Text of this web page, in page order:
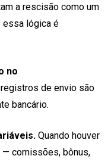
a rescisão como um
essa lógica é
no
de envio são
bancário.
Quando houver
comissões, bônus,